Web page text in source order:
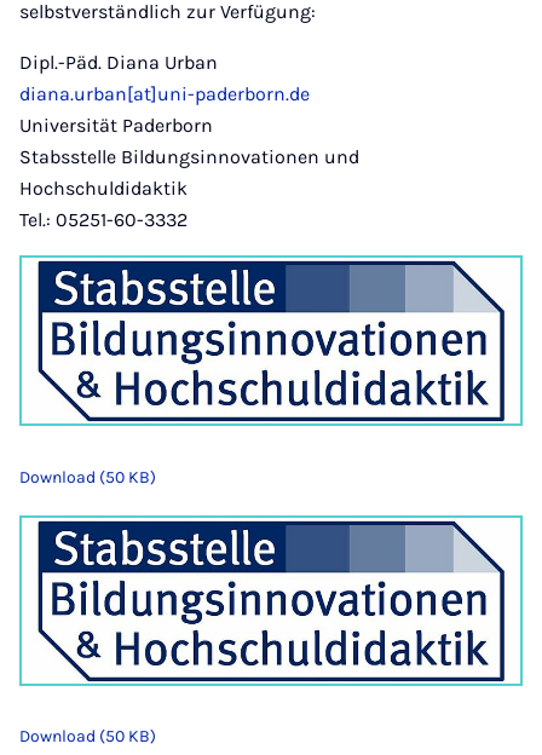
selbstverständlich zur Verfügung:
Dipl.-Päd. Diana Urban
diana.urban[at]uni-paderborn.de
Universität Paderborn
Stabsstelle Bildungsinnovationen und
Hochschuldidaktik
Tel.: 05251-60-3332
Download (50 KB)
Download (50 KB)